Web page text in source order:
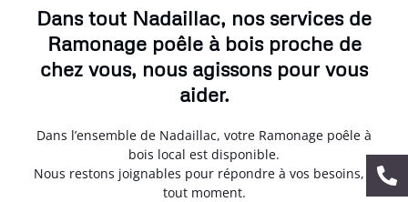
Dans tout Nadaillac, nos services de
Ramonage poêle à bois proche de
chez vous, nous agissons pour vous
aider.
Dans l’ensemble de Nadaillac, votre Ramonage poêle à
bois local est disponible.
Nous restons joignables pour répondre à vos besoins, à
tout moment.